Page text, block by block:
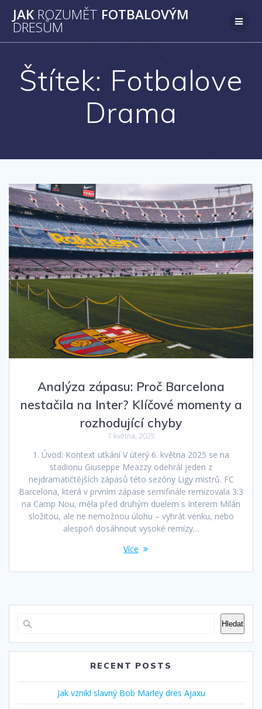
na
JAK ROZUMĚT FOTBALOVÝM
DRESŮM
Štítek: Fotbalove
Drama
Analýza zápasu: Proč Barcelona
nestačila na Inter? Klíčové momenty a
rozhodující chyby
7 května, 2025
1. Úvod: Kontext utkání V úterý 6. května 2025 se na
stadionu Giuseppe Meazzy odehrál jeden z
nejdramatičtějších zápasů této sezóny Ligy mistrů. FC
Barcelona, která v prvním zápase semifinále remizovala 3:3
na Camp Nou, měla před druhým duelem s Interem Milán
složitou, ale ne nemožnou úlohu – vyhrát venku, nebo
alespoň dosáhnout vysoké remízy…
Více
Hledat
RECENT POSTS
Jak vznikl slavný Bob Marley dres Ajaxu